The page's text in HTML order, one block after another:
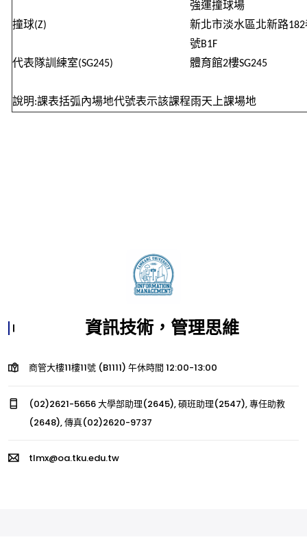
撞球(Z)
強運撞球場
新北市淡水區北新路182
號B1F
代表隊訓練室(SG245) 體育館2樓SG245
說明:課表括弧內場地代號表示該課程雨天上課場地
資訊技術，管理思維
商管大樓11樓11號 (B1111) 午休時間 12:00-13:00
(02)2621-5656 大學部助理(2645), 碩班助理(2547), 專任助教
(2648), 傳真(02)2620-9737
tlmx@oa.tku.edu.tw